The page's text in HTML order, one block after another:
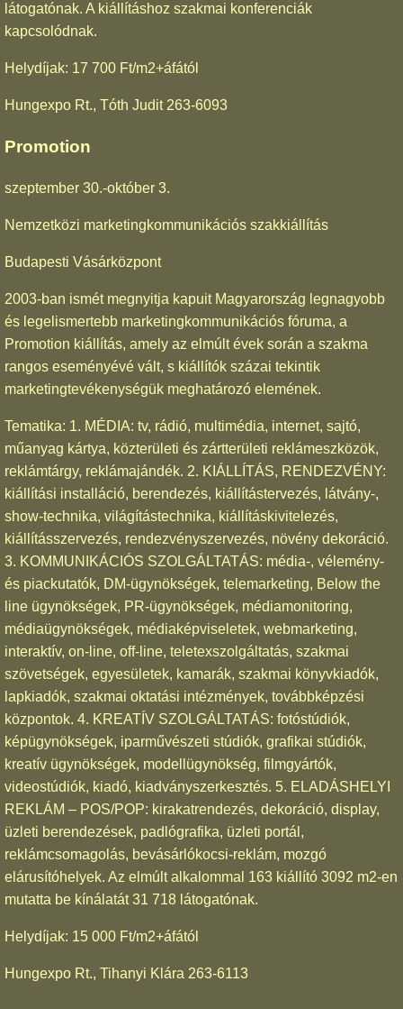
látogatónak. A kiállításhoz szakmai konferenciák
kapcsolódnak.
Helydíjak: 17 700 Ft/m2+áfától
Hungexpo Rt., Tóth Judit 263-6093
Promotion
szeptember 30.-október 3.
Nemzetközi marketingkommunikációs szakkiállítás
Budapesti Vásárközpont
2003-ban ismét megnyitja kapuit Magyarország legnagyobb
és legelismertebb marketingkommunikációs fóruma, a
Promotion kiállítás, amely az elmúlt évek során a szakma
rangos eseményévé vált, s kiállítók százai tekintik
marketingtevékenységük meghatározó elemének.
Tematika: 1. MÉDIA: tv, rádió, multimédia, internet, sajtó,
műanyag kártya, közterületi és zártterületi reklámeszközök,
reklámtárgy, reklámajándék. 2. KIÁLLÍTÁS, RENDEZVÉNY:
kiállítási installáció, berendezés, kiállítástervezés, látvány-,
show-technika, világítástechnika, kiállításkivitelezés,
kiállításszervezés, rendezvényszervezés, növény dekoráció.
3. KOMMUNIKÁCIÓS SZOLGÁLTATÁS: média-, vélemény-
és piackutatók, DM-ügynökségek, telemarketing, Below the
line ügynökségek, PR-ügynökségek, médiamonitoring,
médiaügynökségek, médiaképviseletek, webmarketing,
interaktív, on-line, off-line, teletexszolgáltatás, szakmai
szövetségek, egyesületek, kamarák, szakmai könyvkiadók,
lapkiadók, szakmai oktatási intézmények, továbbképzési
központok. 4. KREATÍV SZOLGÁLTATÁS: fotóstúdiók,
képügynökségek, iparművészeti stúdiók, grafikai stúdiók,
kreatív ügynökségek, modellügynökség, filmgyártók,
videostúdiók, kiadó, kiadványszerkesztés. 5. ELADÁSHELYI
REKLÁM – POS/POP: kirakatrendezés, dekoráció, display,
üzleti berendezések, padlógrafika, üzleti portál,
reklámcsomagolás, bevásárlókocsi-reklám, mozgó
elárusítóhelyek. Az elmúlt alkalommal 163 kiállító 3092 m2-en
mutatta be kínálatát 31 718 látogatónak.
Helydíjak: 15 000 Ft/m2+áfától
Hungexpo Rt., Tihanyi Klára 263-6113